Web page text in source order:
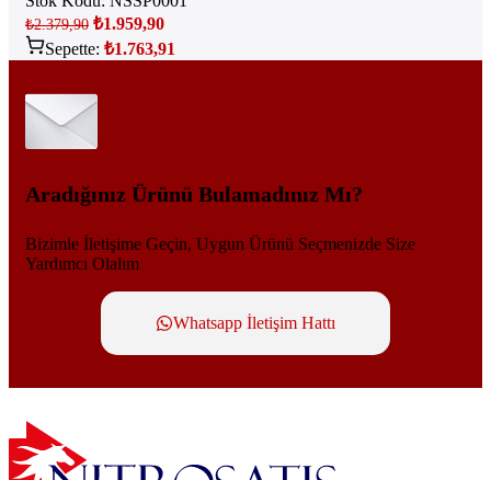
₺2.379,90 ₺1.959,90
Sepette: ₺1.763,91
Aradığınız Ürünü Bulamadınız Mı?
Bizimle İletişime Geçin, Uygun Ürünü Seçmenizde Size
Yardımcı Olalım
Whatsapp İletişim Hattı